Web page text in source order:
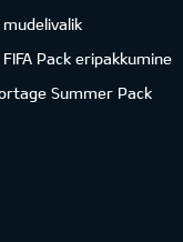
mudelivalik
FIFA Pack eripakkumine
Summer Pack